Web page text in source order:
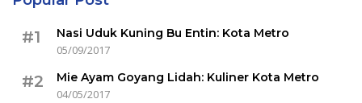
#1
Nasi Uduk Kuning Bu Entin: Kota Metro
05/09/2017
#2
Mie Ayam Goyang Lidah: Kuliner Kota Metro
04/05/2017